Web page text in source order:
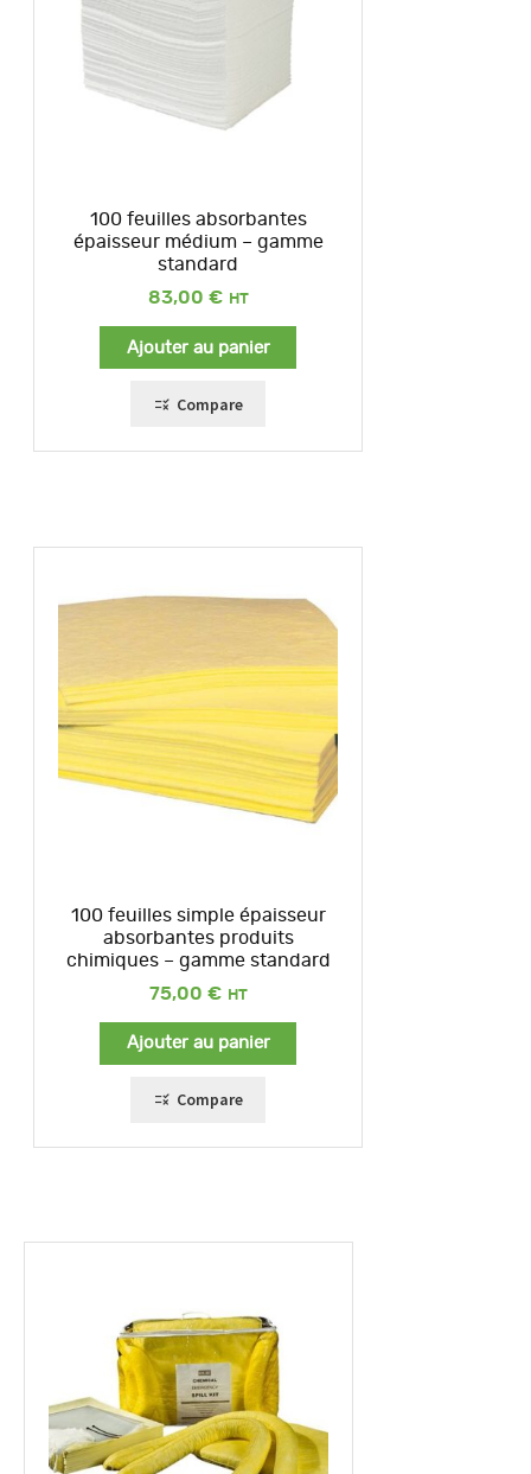
100 feuilles absorbantes
épaisseur médium – gamme
standard
83,00 €
Ajouter au panier
Compare
100 feuilles simple épaisseur
absorbantes produits
chimiques – gamme standard
75,00 €
Ajouter au panier
Compare